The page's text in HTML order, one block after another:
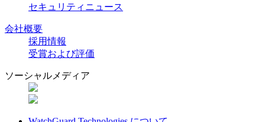
セキュリティニュース
会社概要
採用情報
受賞および評価
ソーシャルメディア